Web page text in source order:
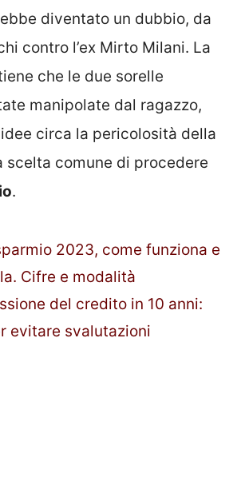
diventato un dubbio, da
contro l’ex Mirto Milani. La
che le due sorelle
manipolate dal ragazzo,
circa la pericolosità della
scelta comune di procedere
.
2023, come funziona e
Cifre e modalità
del credito in 10 anni:
evitare svalutazioni